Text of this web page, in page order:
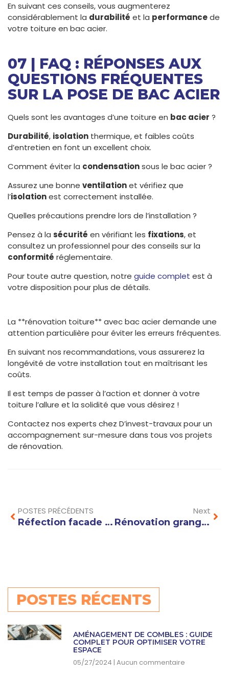
En suivant ces conseils, vous augmenterez
considérablement la durabilité et la performancede
votre toiture en bac acier.
07 | FAQ : RÉPONSES AUX
QUESTIONS FRÉQUENTES
SUR LA POSE DE BAC ACIER
Quels sont les avantages d’une toiture en bac acier ?
Durabilité, isolation thermique, et faibles coûts
d’entretien en font un excellent choix.
Comment éviter la condensationsous le bac acier ?
Assurez une bonne ventilationet vérifiez que
l’isolationest correctement installée.
Quelles précautions prendre lors de l’installation ?
Pensez à la sécurité en vérifiant les fixations, et
consultez un professionnel pour des conseils sur la
conformité réglementaire.
Pour toute autre question, notre guide complet est à
votre disposition pour plus de détails.
La **rénovation toiture** avec bac acier demande une
attention particulière pour éviter les erreurs fréquentes.
En suivant nos recommandations, vous assurerez la
longévité de votre installation tout en maîtrisant les
coûts.
Il est temps de passer à l’action et donner à votre
toiture l’allure et la solidité que vous désirez !
Contactez nos experts chez D’invest-travaux pour un
accompagnement sur-mesure dans tous vos projets
de rénovation.
POSTES PRÉCÉDENTS
Réfection facade : quels matériaux choisir pour une rénovation durable ?
Next
Rénovation grange : transformer un ancien bâtiment en maison moderne et lumineuse
POSTES RÉCENTS
AMÉNAGEMENT DE COMBLES : GUIDE
COMPLET POUR OPTIMISER VOTRE
ESPACE
05/27/2024 Aucun commentaire